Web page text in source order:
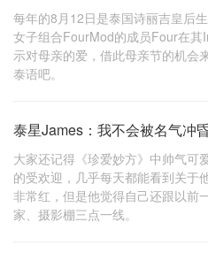
每年的8月12日是泰国诗丽吉皇后
女子组合FourMod的成员Four在
示对母亲的爱，借此母亲节的机会
泰语吧。
泰星James：我不会被名气冲
大家还记得《珍爱妙方》中帅气可
的受欢迎，几乎每天都能看到关于
非常红，但是他觉得自己还跟以前
家、摄影棚三点一线。